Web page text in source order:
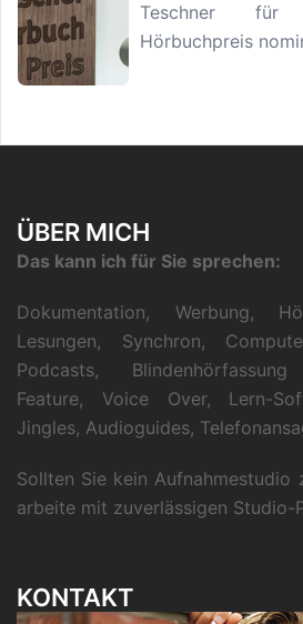
Teschner für
Hörbuchpreis
ÜBER MICH
Das kann ich für Sie sprechen:
Dokumentation, Werbung,
Lesungen, Synchron,
Podcasts, Blindenhörfassung
Feature, Voice Over, Lern-
Jingles, Audioguides,
Sollten Sie kein Aufnahmestudio
arbeite mit zuverlässigen Studio-
KONTAKT